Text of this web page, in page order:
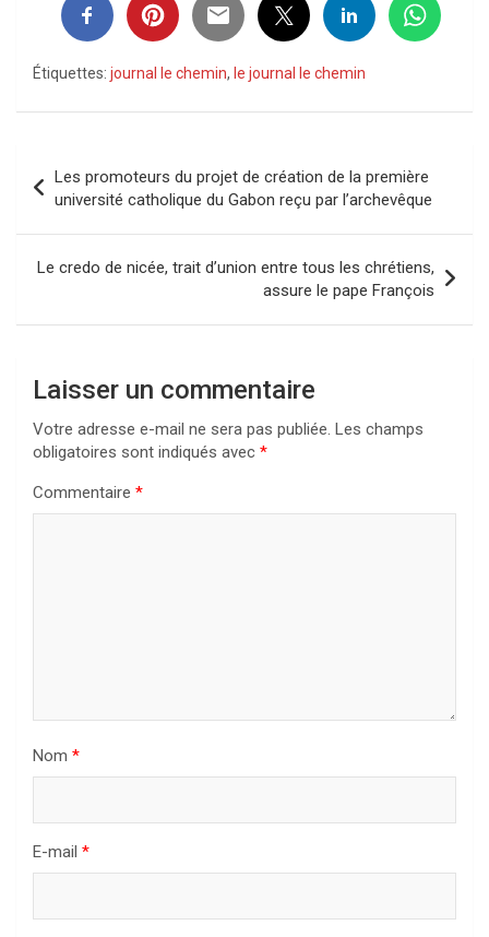
Étiquettes: journal le chemin, le journal le chemin
de
l’article
Les promoteurs du projet de création de la première
université catholique du Gabon reçu par l’archevêque
Le credo de nicée, trait d’union entre tous les chrétiens,
assure le pape François
Laisser un commentaire
Votre adresse e-mail ne sera pas publiée. Les champs
obligatoires sont indiqués avec *
Commentaire *
Nom *
E-mail *